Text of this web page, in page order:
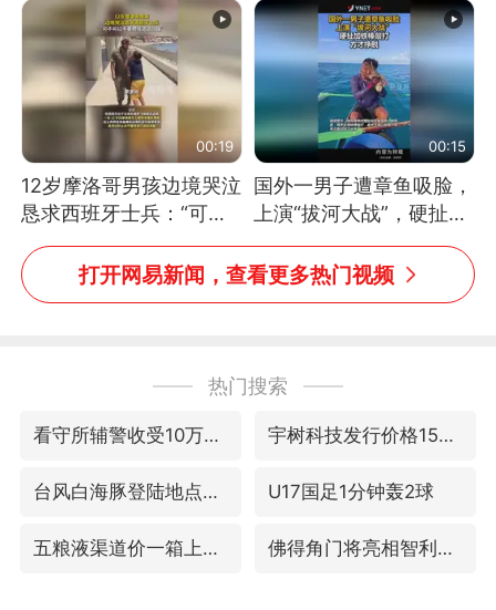
处理
00:19
12岁摩洛哥男孩边境哭泣
恳求西班牙士兵：“可不
可以不要把我遣返回国”
00:15
国外一男子遭章鱼吸脸，
上演“拔河大战”，硬扯加
铁棒敲打方才挣脱
打开网易新闻，查看更多热门视频
热门搜索
看守所辅警收受10万获刑1年 宇树科技发行价格150.80元/股
台风白海豚登陆地点更新 U17国足1分钟轰2球
五粮液渠道价一箱上涨近百元 佛得角门将亮相智利俱乐部主场